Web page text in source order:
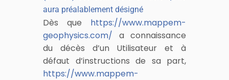
aura préalablement désigné
Dès que https://www.mappem-
geophysics.com/ a connaissance
du décès d’un Utilisateur et à
défaut d’instructions de sa part,
https://www.mappem-